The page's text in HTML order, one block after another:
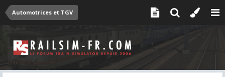
Automotrices et TGV